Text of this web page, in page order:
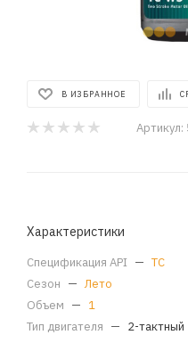
В ИЗБРАННОЕ
Артикул:
Характеристики
Спецификация API — TC
Сезон — Лето
Объем — 1
Тип двигателя — 2-тактный